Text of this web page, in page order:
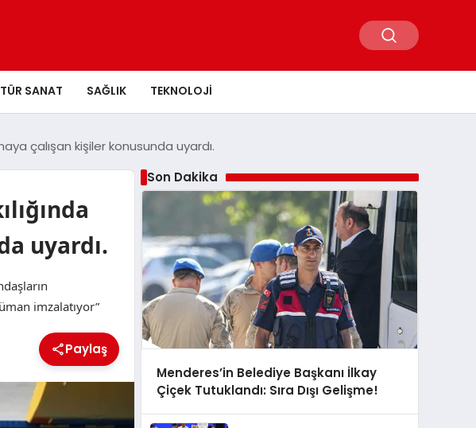
SANAT SAĞLIK TEKNOLOJI
çalışan kişiler konusunda uyardı.
uyardı.
imzalatıyor”
Paylaş
Son Dakika
Menderes’in Belediye Başkanı İlkay
Çiçek Tutuklandı: Sıra Dışı Gelişme!